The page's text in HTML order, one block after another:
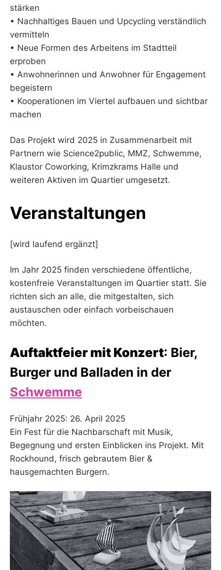
stärken
• Nachhaltiges Bauen und Upcycling verständlich
vermitteln
• Neue Formen des Arbeitens im Stadtteil
erproben
• Anwohnerinnen und Anwohner für Engagement
begeistern
• Kooperationen im Viertel aufbauen und sichtbar
machen
Das Projekt wird 2025 in Zusammenarbeit mit
Partnern wie Science2public, MMZ, Schwemme,
Klaustor Coworking, Krimzkrams Halle und
weiteren Aktiven im Quartier umgesetzt.
Veranstaltungen
[wird laufend ergänzt]
Im Jahr 2025 finden verschiedene öffentliche,
kostenfreie Veranstaltungen im Quartier statt. Sie
richten sich an alle, die mitgestalten, sich
austauschen oder einfach vorbeischauen
möchten.
Auftaktfeier mit Konzert: Bier,
Burger und Balladen in der
Schwemme
Frühjahr 2025: 26. April 2025
Ein Fest für die Nachbarschaft mit Musik,
Begegnung und ersten Einblicken ins Projekt. Mit
Rockhound, frisch gebrautem Bier &
hausgemachten Burgern.